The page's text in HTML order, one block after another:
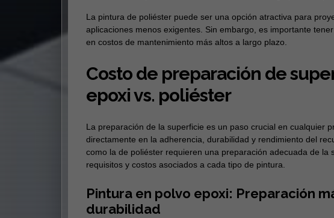
La pintura de poliéster puede ser una opción atractiva para
aplicaciones menos exigentes. Sin embargo, es importante
en costos de mantenimiento más altos a largo plazo.
Costo de preparación de
epoxi vs. poliéster
La preparación de la superficie es un paso crucial en cualquier
directamente en la adherencia, durabilidad y rendimiento del
como la de poliéster requieren una preparación adecuada de
requisitos y costos asociados a cada tipo de pintura.
Pintura en polvo epoxi: Preparación
durabilidad